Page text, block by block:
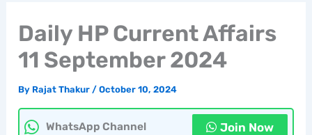
Daily HP Current Affairs
11 September 2024
By Rajat Thakur /October 10, 2024
WhatsApp Channel Join Now